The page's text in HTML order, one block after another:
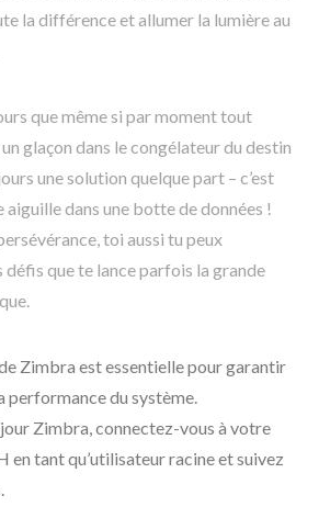
la différence et allumer la lumière au
que même si par moment tout
glaçon dans le congélateur du destin
une solution quelque part – c’est
aiguille dans une botte de données !
toi aussi tu peux
que te lance parfois la grande
Zimbra est essentielle pour garantir
performance du système.
Zimbra, connectez-vous à votre
en tant qu’utilisateur racine et suivez